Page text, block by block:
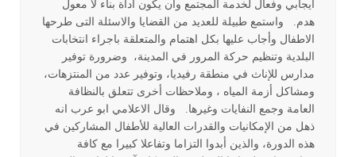
ايجابي وفعال لخدمة المجتمع وان يكون أداة بناء لا معول
هدم. واستمع طبيلة للعديد من القضايا والاسئلة التى طرحها
الاطفال وأجاب عليها بكل اهتمام والمتعلقة باجراء انتخابات
البلدية وتنظيم حركة المرور في المدينة، وضرورة توفير
مدارس للإناث في منطقة رفيديا، وتوفير عدد من المنتزهات،
ومشاكل أزمة المياه ، وملاحظات أخرى تتعلق بالنظافة
العامة وجمع النفايات وغيرها. وقال الاعلامي ابو عرب انه
ذهل من الإمكانيات والقدرات العالية للأطفال المشاركين في
هذه الدورة، والذين أبدوا التزاما وتفاعلا كبيرا مع كافة